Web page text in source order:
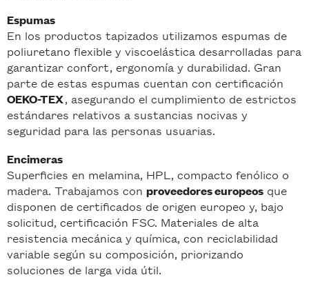
Espumas
En los productos tapizados utilizamos espumas de
poliuretano flexible y viscoelástica desarrolladas para
garantizar confort, ergonomía y durabilidad. Gran
parte de estas espumas cuentan con certificación
OEKO-TEX, asegurando el cumplimiento de estrictos
estándares relativos a sustancias nocivas y
seguridad para las personas usuarias.
Encimeras
Superficies en melamina, HPL, compacto fenólico o
madera. Trabajamos con proveedores europeos que
disponen de certificados de origen europeo y, bajo
solicitud, certificación FSC. Materiales de alta
resistencia mecánica y química, con reciclabilidad
variable según su composición, priorizando
soluciones de larga vida útil.